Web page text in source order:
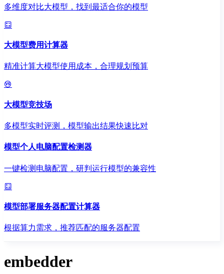
多维度对比大模型，找到最适合你的模型
大模型费用计算器
精准计算大模型使用成本，合理规划预算
大模型竞技场
多模型实时评测，模型输出结果快速比对
模型个人电脑配置检测器
一键检测电脑配置，研判运行模型的兼容性
模型部署服务器配置计算器
根据算力需求，推荐匹配的服务器配置
embedder